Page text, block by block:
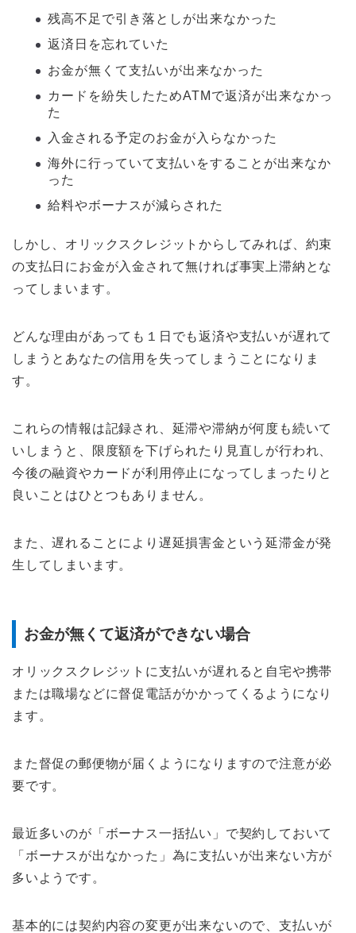
残高不足で引き落としが出来なかった
返済日を忘れていた
お金が無くて支払いが出来なかった
カードを紛失したためATMで返済が出来なかっ
た
入金される予定のお金が入らなかった
海外に行っていて支払いをすることが出来なか
った
給料やボーナスが減らされた
しかし、オリックスクレジットからしてみれば、約束
の支払日にお金が入金されて無ければ事実上滞納とな
ってしまいます。
どんな理由があっても１日でも返済や支払いが遅れて
しまうとあなたの信用を失ってしまうことになりま
す。
これらの情報は記録され、延滞や滞納が何度も続いて
いしまうと、限度額を下げられたり見直しが行われ、
今後の融資やカードが利用停止になってしまったりと
良いことはひとつもありません。
また、遅れることにより遅延損害金という延滞金が発
生してしまいます。
お金が無くて返済ができない場合
オリックスクレジットに支払いが遅れると自宅や携帯
または職場などに督促電話がかかってくるようになり
ます。
また督促の郵便物が届くようになりますので注意が必
要です。
最近多いのが「ボーナス一括払い」で契約しておいて
「ボーナスが出なかった」為に支払いが出来ない方が
多いようです。
基本的には契約内容の変更が出来ないので、支払いが